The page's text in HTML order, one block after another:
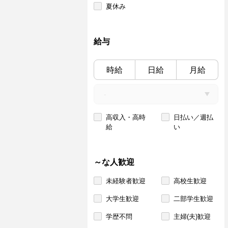
夏休み
給与
時給 日給 月給
高収入・高時
給
日払い／週払
い
～な人歓迎
未経験者歓迎 高校生歓迎
大学生歓迎 二部学生歓迎
学歴不問 主婦(夫)歓迎